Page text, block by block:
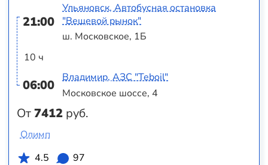
21:00
10 ч
06:00
От7412 руб.
Ульяновск, Автобусная остановка
"Вещевой рынок"
ш. Московское, 1Б
Владимир, АЗС "Teboil"
Московское шоссе, 4
Олимп
4.5
97